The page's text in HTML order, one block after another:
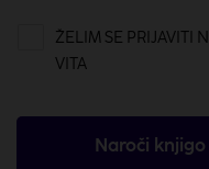
ŽELIM SE PRIJAVITI
VITA
Naroči